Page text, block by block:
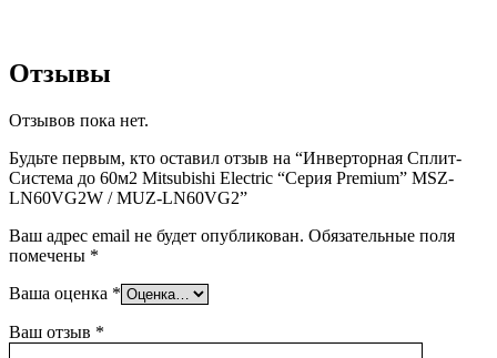
Отзывы
Отзывов пока нет.
Будьте первым, кто оставил отзыв на “Инверторная Сплит-
Система до 60м2 Mitsubishi Electric “Серия Premium” MSZ-
LN60VG2W / MUZ-LN60VG2”
Ваш адрес email не будет опубликован. Обязательные поля
помечены *
Ваша оценка *
Ваш отзыв *